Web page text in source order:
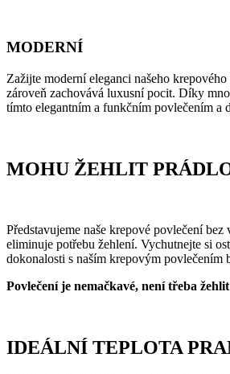
MODERNÍ
Zažijte moderní eleganci našeho
zároveň zachovává luxusní pocit. Díky
tímto elegantním a funkčním povlečením a
MOHU ŽEHLIT
Představujeme naše krepové povlečení
eliminuje potřebu žehlení. Vychutnejte si
dokonalosti s naším krepovým povlečením
Povlečení je nemačkavé, není třeba žehlit
IDEÁLNÍ TEPLOTA